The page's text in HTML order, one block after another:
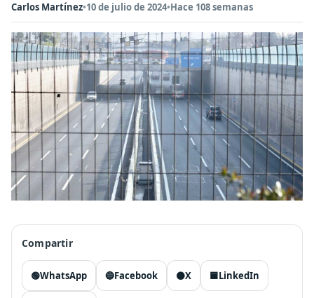
Carlos Martínez•10 de julio de 2024•Hace 108 semanas
Compartir
🟢WhatsApp 🔵Facebook ⚫X 🟦LinkedIn